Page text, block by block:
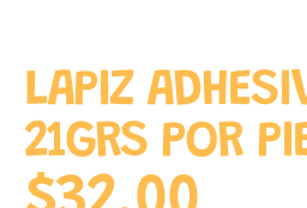
LAPIZ
21GRS POR